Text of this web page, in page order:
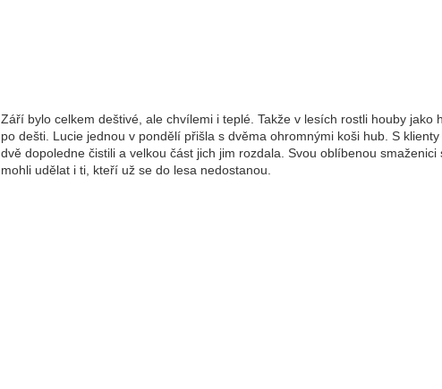
Září bylo celkem deštivé, ale chvílemi i teplé. Takže v lesích rostli houby jako
po dešti. Lucie jednou v pondělí přišla s dvěma ohromnými koši hub. S
dvě dopoledne čistili a velkou část jich jim rozdala. Svou oblíbenou smaženici
mohli udělat i ti, kteří už se do lesa nedostanou.